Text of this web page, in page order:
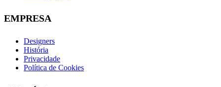
EMPRESA
Designers
História
Privacidade
Política de Cookies